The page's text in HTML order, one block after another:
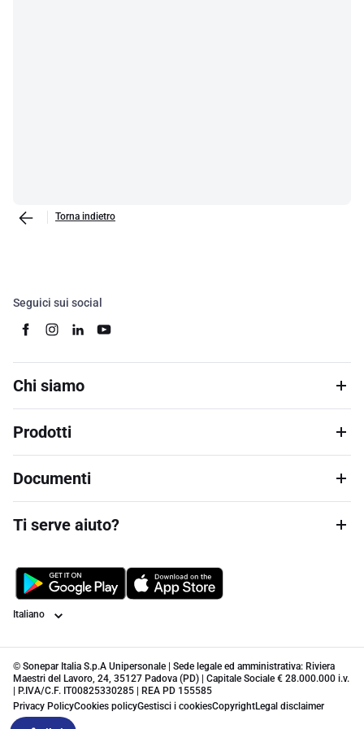
Torna indietro
Seguici sui social
Chi siamo
Prodotti
Documenti
Ti serve aiuto?
Lingua
© Sonepar Italia S.p.A Unipersonale | Sede legale ed amministrativa: Riviera
Maestri del Lavoro, 24, 35127 Padova (PD) | Capitale Sociale € 28.000.000 i.v.
| P.IVA/C.F. IT00825330285 | REA PD 155585
Privacy PolicyCookies policyGestisci i cookiesCopyrightLegal disclaimer